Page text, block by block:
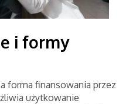
i formy
forma finansowania przez
użytkowanie